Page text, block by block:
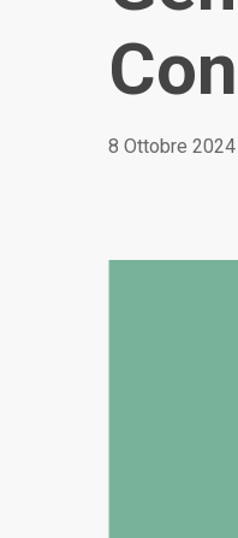
8 Ottobre 2024